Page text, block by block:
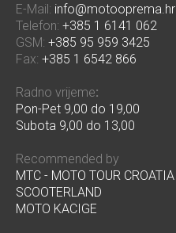
E-Mail: info@motooprema.hr
Telefon: +385 1 6141 062
GSM: +385 95 959 3425
Fax: +385 1 6542 866
Radno vrijeme:
Pon-Pet 9,00 do 19,00
Subota 9,00 do 13,00
Recommended by
MTC - MOTO TOUR CROATIA
SCOOTERLAND
MOTO KACIGE